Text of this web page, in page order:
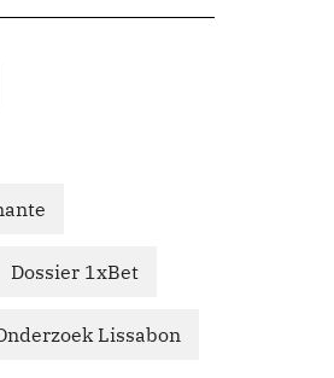
Dossier 1xBet
Lissabon